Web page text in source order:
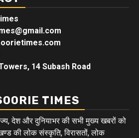
14 Subash Road
TIMES
देश और दुनियाभर की सभी मुख्य खबरों को
की लोक संस्कृति, विरासतों, लोक